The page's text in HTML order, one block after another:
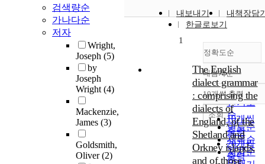
검색량순
가나다순
저자
Wright,
Joseph (5)
by
Joseph
Wright(4)
Mackenzie,
James (3)
Goldsmith,
Oliver(2)
내보내기
내책장담
한글로보기
정확도순
정확도
순
인기도
순
연도순
제목순
저자순
내림차순
내림차순
10개씩 출력
10개씩
출력
20개씩
출력
조회
1
The English
dialect grammar
: comprising the
dialects of
England, of the
Shetland and
Orkney islands,
and of those